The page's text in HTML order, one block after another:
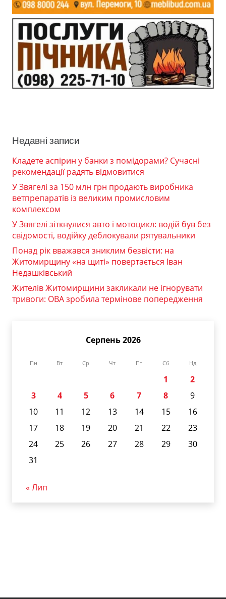
Недавні записи
Кладете аспірин у банки з помідорами? Сучасні
рекомендації радять відмовитися
У Звягелі за 150 млн грн продають виробника
ветпрепаратів із великим промисловим
комплексом
У Звягелі зіткнулися авто і мотоцикл: водій був без
свідомості, водійку деблокували рятувальники
Понад рік вважався зниклим безвісти: на
Житомирщину «на щиті» повертається Іван
Недашківський
Жителів Житомирщини закликали не ігнорувати
тривоги: ОВА зробила термінове попередження
Серпень 2026
Пн Вт Ср Чт Пт Сб Нд
1
2
3
4 5 6 7 8
9
10
11 12 13 14 15
16
17
18 19 20 21 22
23
24
25 26 27 28 29
30
31
« Лип